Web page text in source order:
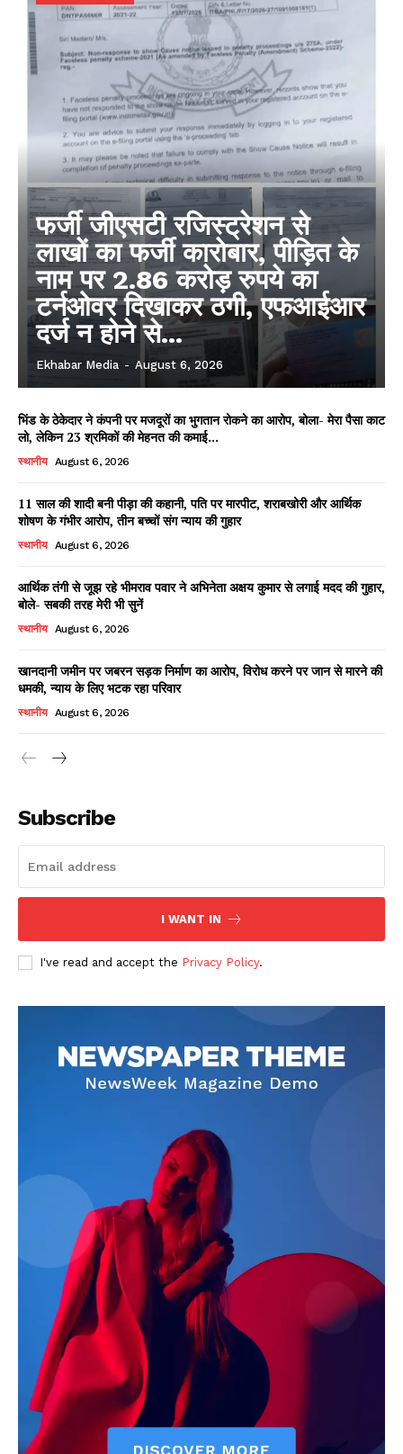
Contact us
Subscription Plans
My account
फर्जी जीएसटी रजिस्ट्रेशन से
लाखों का फर्जी कारोबार, पीड़ित के
नाम पर 2.86 करोड़ रुपये का
टर्नओवर दिखाकर ठगी, एफआईआर
दर्ज न होने से...
Ekhabar Media - August 6, 2026
भिंड के ठेकेदार ने कंपनी पर मजदूरों का भुगतान रोकने का आरोप, बोला- मेरा पैसा काट
लो, लेकिन 23 श्रमिकों की मेहनत की कमाई...
स्थानीय August 6, 2026
11 साल की शादी बनी पीड़ा की कहानी, पति पर मारपीट, शराबखोरी और आर्थिक
शोषण के गंभीर आरोप, तीन बच्चों संग न्याय की गुहार
स्थानीय August 6, 2026
आर्थिक तंगी से जूझ रहे भीमराव पवार ने अभिनेता अक्षय कुमार से लगाई मदद की गुहार,
बोले- सबकी तरह मेरी भी सुनें
स्थानीय August 6, 2026
खानदानी जमीन पर जबरन सड़क निर्माण का आरोप, विरोध करने पर जान से मारने की
धमकी, न्याय के लिए भटक रहा परिवार
स्थानीय August 6, 2026
Subscribe
I WANT IN
I've read and accept the Privacy Policy.